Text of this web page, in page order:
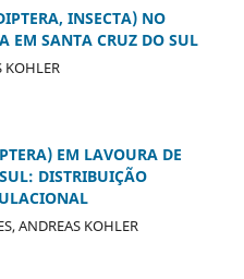
INSECTA) NO
EM SANTA CRUZ DO SUL
KOHLER
EM LAVOURA DE
DISTRIBUIÇÃO
ANDREAS KOHLER